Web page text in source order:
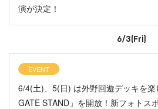
演が決定！
6/3(Fri)
EVENT
6/4(土)、5(日) は外野回遊デッキを
GATE STAND」を開放！新フォトス